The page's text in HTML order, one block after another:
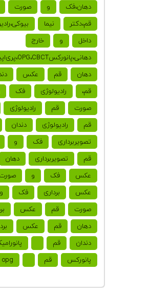
دهان،فک
و صورت
قم،دکتر
نیما
داخل
و
خارج
دهانی،پانورکسOPG،CBCT،پری‌اپیکال،بایت‌وینگ،پوسیدگی،سفالومتری،سفالوگرام،عکس
دهان
قم عکس
قم،
رادیولوژی فک
صورت
قم رادیولوژی
قم
رادیولوژی دندان
تصویربرداری
فک و
قم
تصویربرداری دهان
عکس
فک و صورت
عکس
برداری فک
و
صورت
قم عکس
دهان
قم عکس
دندان
قم
پانورکس
قم opg